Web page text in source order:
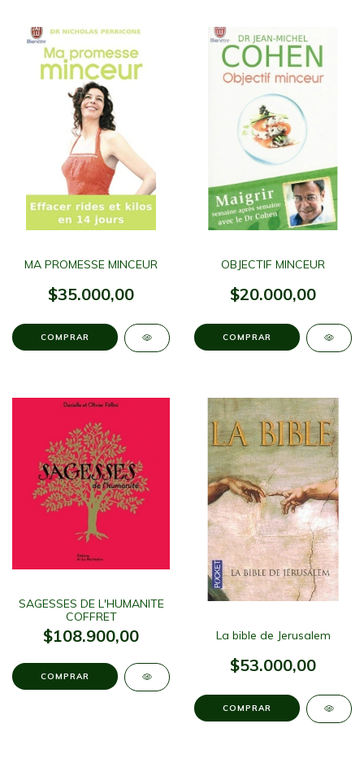
MA PROMESSE MINCEUR
$35.000,00
OBJECTIF MINCEUR
$20.000,00
SAGESSES DE L'HUMANITE
COFFRET
$108.900,00 La bible de Jerusalem
$53.000,00